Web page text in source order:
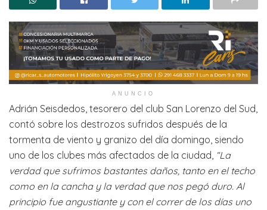
ANUNCIO
Adrián Seisdedos, tesorero del club San Lorenzo del Sud,
contó sobre los destrozos sufridos después de la
tormenta de viento y granizo del día domingo, siendo
uno de los clubes más afectados de la ciudad, “La
verdad que sufrimos bastantes daños, tanto en el techo
como en la cancha y la verdad que nos pegó duro. Al
principio fue angustiante y con el correr de los días uno